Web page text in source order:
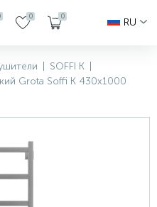
0 0
RU
SOFFI K
Grota Soffi K 430х1000